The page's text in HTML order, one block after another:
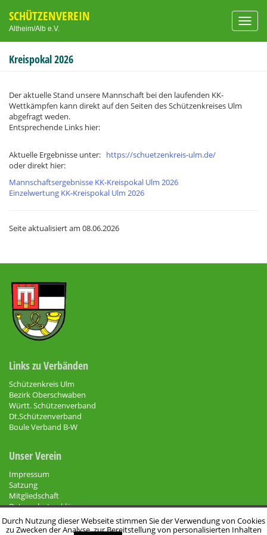
SCHÜTZENVEREIN
Altheim/Alb e.V.
Kreispokal 2026
Der aktuelle Stand unsere Mannschaft bei den laufenden KK-
Wettkämpfen kann direkt auf den Seiten des Schützenkreises Ulm
abgefragt weden.
Entsprechende Links hier:
Aktuelle Ergebnisse unter: https://schuetzenkreis-ulm.de/
oder direkt hier:
Mannschaftsergebnisse KK-Kreispokal Ulm 2026
Einzelwertung KK-Kreispokal Ulm 2026
Seite aktualisiert am 08.06.2026
Links zu Verbänden
Schützenkreis Ulm
Bezirk Oberschwaben
Württ. Schützenverband
Dt.Schützenverband
Boule Verband B-W
Unser Verein
Impressum
Satzung
Mitgliedschaft
Datenschutzerklärung
Seitenverzeichnis
Durch Nutzung dieser Webseite stimmen Sie der Verwendung von Cookies
zu Zwecken der Analyse, zur Bereitstellung von personalisierten Inhalten